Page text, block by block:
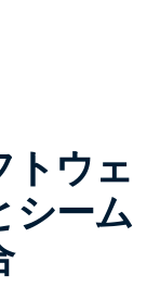
トウェ
ーム